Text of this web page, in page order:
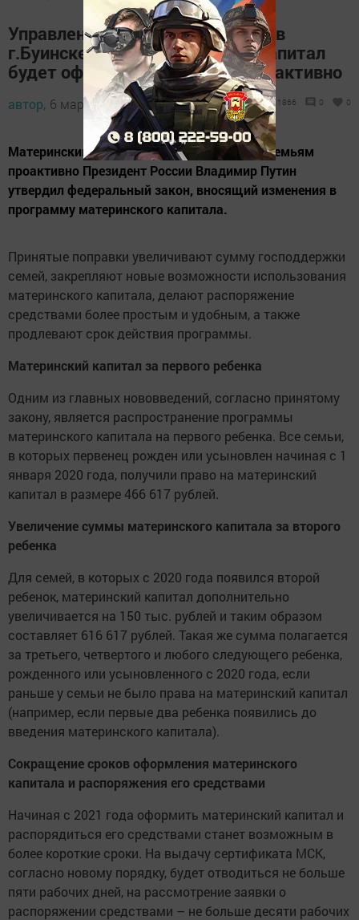
Управление Пенсионного фонда в
г.Буинске по РТ: Материнский капитал
будет оформляться семьям проактивно
автор, 6 марта 2020 - 09:00 1866 0 0
Материнский капитал будет оформляться семьям
проактивно Президент России Владимир Путин
утвердил федеральный закон, вносящий изменения в
программу материнского капитала.
Принятые поправки увеличивают сумму господдержки
семей, закрепляют новые возможности использования
материнского капитала, делают распоряжение
средствами более простым и удобным, а также
продлевают срок действия программы.
Материнский капитал за первого ребенка
Одним из главных нововведений, согласно принятому
закону, является распространение программы
материнского капитала на первого ребенка. Все семьи,
в которых первенец рожден или усыновлен начиная с 1
января 2020 года, получили право на материнский
капитал в размере 466 617 рублей.
Увеличение суммы материнского капитала за второго
ребенка
Для семей, в которых с 2020 года появился второй
ребенок, материнский капитал дополнительно
увеличивается на 150 тыс. рублей и таким образом
составляет 616 617 рублей. Такая же сумма полагается
за третьего, четвертого и любого следующего ребенка,
рожденного или усыновленного с 2020 года, если
раньше у семьи не было права на материнский капитал
(например, если первые два ребенка появились до
введения материнского капитала).
Сокращение сроков оформления материнского
капитала и распоряжения его средствами
Начиная с 2021 года оформить материнский капитал и
распорядиться его средствами станет возможным в
более короткие сроки. На выдачу сертификата МСК,
согласно новому порядку, будет отводиться не больше
пяти рабочих дней, на рассмотрение заявки о
распоряжении средствами – не больше десяти рабочих